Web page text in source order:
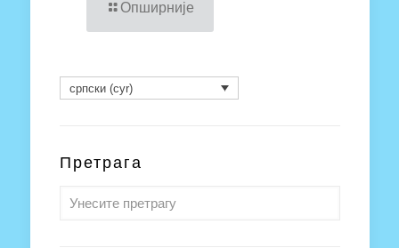
Опширније
српски (cyr)
Претрага